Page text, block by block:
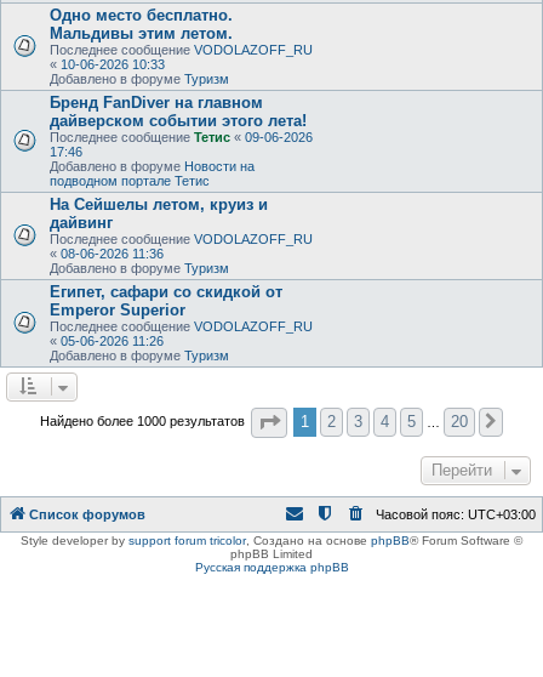
Одно место бесплатно.
Мальдивы этим летом.
Последнее сообщение VODOLAZOFF_RU
« 10-06-2026 10:33
Добавлено в форуме Туризм
Бренд FanDiver на главном
дайверском событии этого лета!
Последнее сообщение Тетис « 09-06-2026
17:46
Добавлено в форуме Новости на
подводном портале Тетис
На Сейшелы летом, круиз и
дайвинг
Последнее сообщение VODOLAZOFF_RU
« 08-06-2026 11:36
Добавлено в форуме Туризм
Египет, сафари со скидкой от
Emperor Superior
Последнее сообщение VODOLAZOFF_RU
« 05-06-2026 11:26
Добавлено в форуме Туризм
Найдено более 1000 результатов Страница1 из
1 2 3 4 5 20
Перейти
Список форумов Часовой пояс: UTC+03:00
Style developer by support forum tricolor, Создано на основе phpBB® Forum Software ©
phpBB Limited
Русская поддержка phpBB